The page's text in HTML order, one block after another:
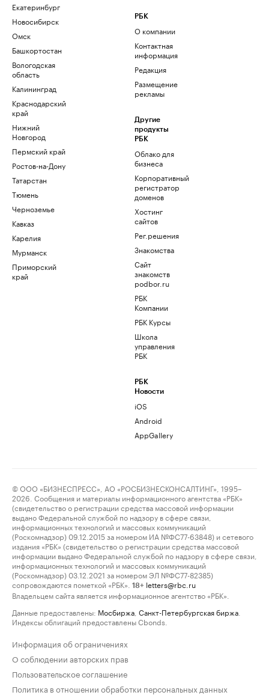
Екатеринбург
Новосибирск
Омск
Башкортостан
Вологодская
область
Калининград
Краснодарский
край
Нижний
Новгород
Пермский край
Ростов-на-Дону
Татарстан
Тюмень
Черноземье
Кавказ
Карелия
Мурманск
Приморский
край
РБК
О компании
Контактная
информация
Редакция
Размещение
рекламы
Другие
продукты
РБК
Облако для
бизнеса
Корпоративный
регистратор
доменов
Хостинг
сайтов
Рег.решения
Знакомства
Сайт
знакомств
podbor.ru
РБК
Компании
РБК Курсы
Школа
управления
РБК
РБК
Новости
iOS
Android
AppGallery
© ООО «БИЗНЕСПРЕСС», АО «РОСБИЗНЕСКОНСАЛТИНГ», 1995–
2026. Сообщения и материалы информационного агентства «РБК»
(свидетельство о регистрации средства массовой информации
выдано Федеральной службой по надзору в сфере связи,
информационных технологий и массовых коммуникаций
(Роскомнадзор) 09.12.2015 за номером ИА №ФС77-63848) и сетевого
издания «РБК» (свидетельство о регистрации средства массовой
информации выдано Федеральной службой по надзору в сфере связи,
информационных технологий и массовых коммуникаций
(Роскомнадзор) 03.12.2021 за номером ЭЛ №ФС77-82385)
сопровождаются пометкой «РБК».
18+ letters@rbc.ru
Владельцем сайта является информационное агентство «РБК».
Данные предоставлены: Мосбиржа Санкт-Петербургская биржа
Индексы облигаций предоставлены Cbonds.
Информация об ограничениях
О соблюдении авторских прав
Пользовательское соглашение
Политика в отношении обработки персональных данных